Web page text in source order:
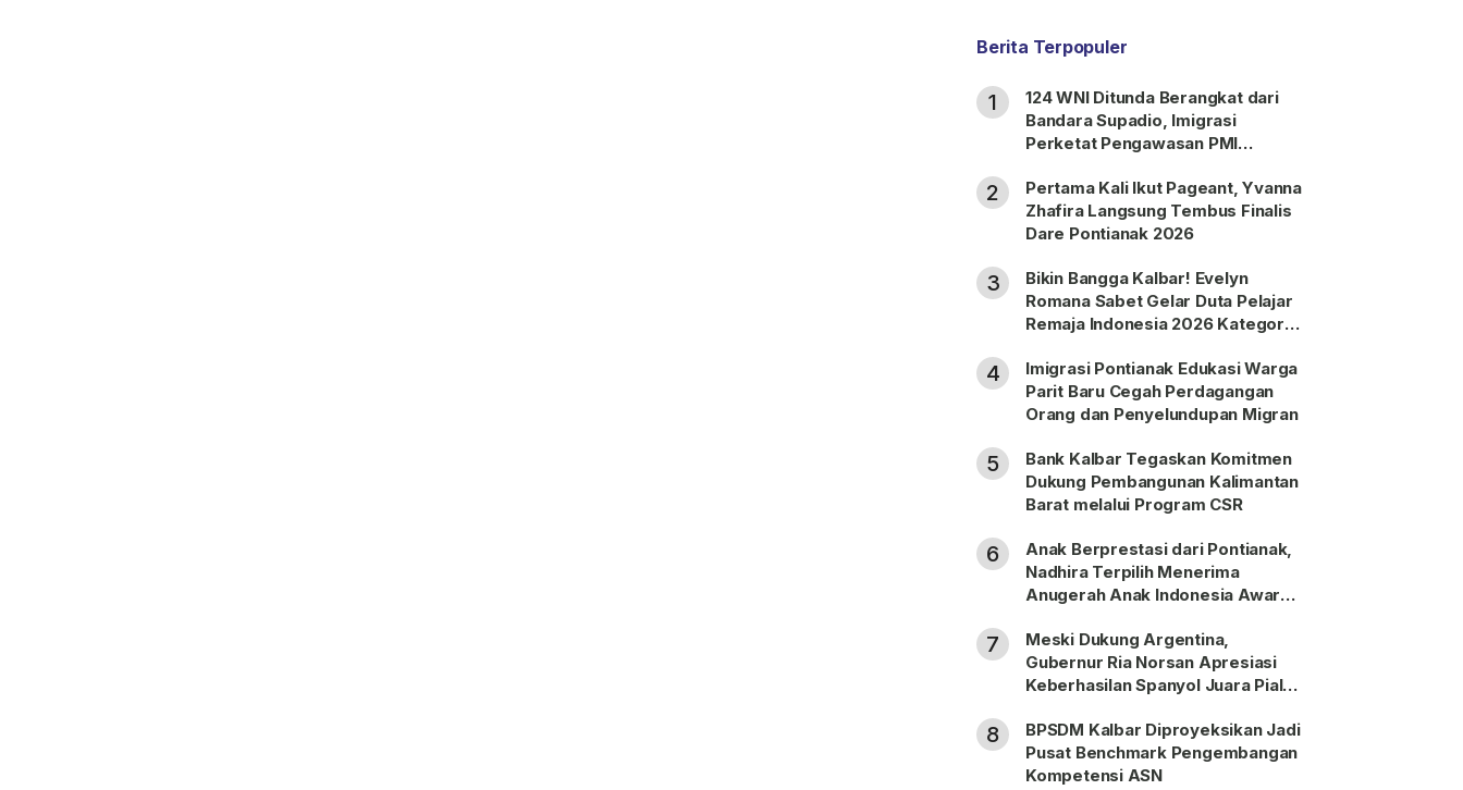
Berita Terpopuler
1
124 WNI Ditunda Berangkat dari
Bandara Supadio, Imigrasi
Perketat Pengawasan PMI
2
Pertama Kali Ikut Pageant, Yvanna
Zhafira Langsung Tembus Finalis
Dare Pontianak 2026
3
Bikin Bangga Kalbar! Evelyn
Romana Sabet Gelar Duta Pelajar
Remaja Indonesia 2026 Kategori
4
Imigrasi Pontianak Edukasi Warga
Parit Baru Cegah Perdagangan
Orang dan Penyelundupan Migran
5
Bank Kalbar Tegaskan Komitmen
Dukung Pembangunan Kalimantan
Barat melalui Program CSR
6
Anak Berprestasi dari Pontianak,
Nadhira Terpilih Menerima
Anugerah Anak Indonesia Awards
7
Meski Dukung Argentina,
Gubernur Ria Norsan Apresiasi
Keberhasilan Spanyol Juara Piala
8
BPSDM Kalbar Diproyeksikan Jadi
Pusat Benchmark Pengembangan
Kompetensi ASN